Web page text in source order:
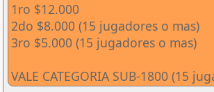
1ro $12.000
2do $8.000 (15 jugadores o mas)
3ro $5.000 (15 jugadores o mas)
VALE CATEGORIA SUB-1800 (15